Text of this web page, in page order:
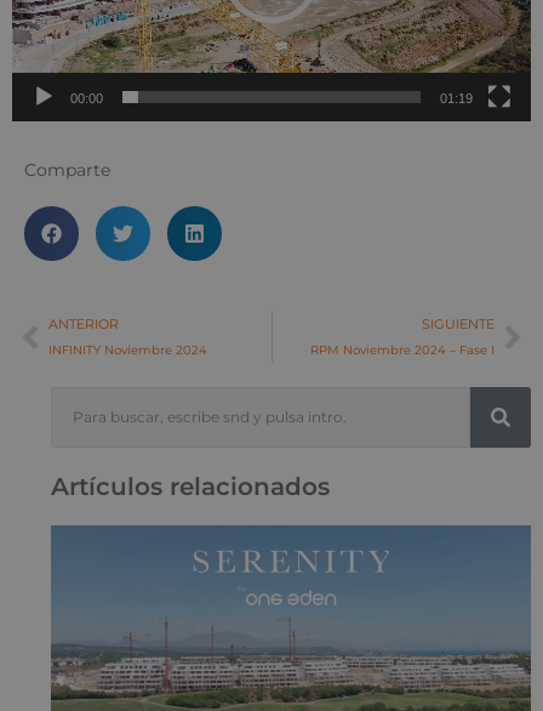
00:00 01:19
Comparte
ANTERIOR
INFINITY Noviembre 2024
SIGUIENTE
RPM Noviembre 2024 – Fase I
Artículos relacionados